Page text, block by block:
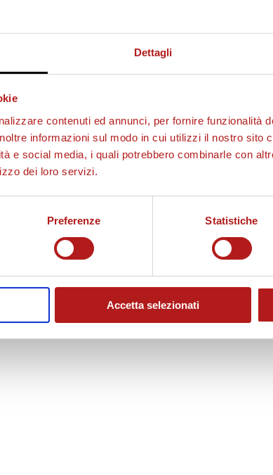
Dettagli
contenuti ed annunci, per fornire funzionalità
informazioni sul modo in cui utilizzi il nostro sito
e social media, i quali potrebbero combinarle con
dei loro servizi.
Preferenze Statistiche
Accetta selezionati